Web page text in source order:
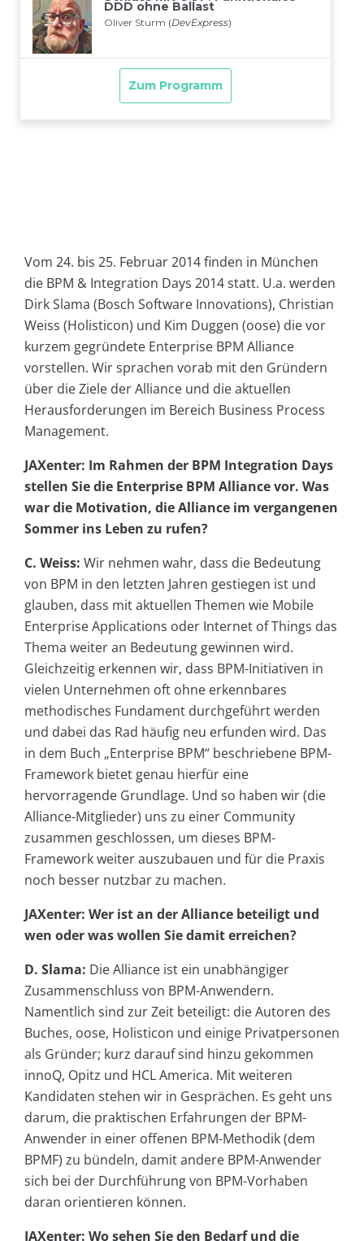
Vom 24. bis 25. Februar 2014 finden in München
die BPM & Integration Days 2014 statt. U.a. werden
Dirk Slama (Bosch Software Innovations), Christian
Weiss (Holisticon) und Kim Duggen (oose) die vor
kurzem gegründete Enterprise BPM Alliance
vorstellen. Wir sprachen vorab mit den Gründern
über die Ziele der Alliance und die aktuellen
Herausforderungen im Bereich Business Process
Management.
JAXenter: Im Rahmen der BPM Integration Days
stellen Sie die Enterprise BPM Alliance vor. Was
war die Motivation, die Alliance im vergangenen
Sommer ins Leben zu rufen?
C. Weiss: Wir nehmen wahr, dass die Bedeutung
von BPM in den letzten Jahren gestiegen ist und
glauben, dass mit aktuellen Themen wie Mobile
Enterprise Applications oder Internet of Things das
Thema weiter an Bedeutung gewinnen wird.
Gleichzeitig erkennen wir, dass BPM-Initiativen in
vielen Unternehmen oft ohne erkennbares
methodisches Fundament durchgeführt werden
und dabei das Rad häufig neu erfunden wird. Das
in dem Buch „Enterprise BPM“ beschriebene BPM-
Framework bietet genau hierfür eine
hervorragende Grundlage. Und so haben wir (die
Alliance-Mitglieder) uns zu einer Community
zusammen geschlossen, um dieses BPM-
Framework weiter auszubauen und für die Praxis
noch besser nutzbar zu machen.
JAXenter: Wer ist an der Alliance beteiligt und
wen oder was wollen Sie damit erreichen?
D. Slama: Die Alliance ist ein unabhängiger
Zusammenschluss von BPM-Anwendern.
Namentlich sind zur Zeit beteiligt: die Autoren des
Buches, oose, Holisticon und einige Privatpersonen
als Gründer; kurz darauf sind hinzu gekommen
innoQ, Opitz und HCL America. Mit weiteren
Kandidaten stehen wir in Gesprächen. Es geht uns
darum, die praktischen Erfahrungen der BPM-
Anwender in einer offenen BPM-Methodik (dem
BPMF) zu bündeln, damit andere BPM-Anwender
sich bei der Durchführung von BPM-Vorhaben
daran orientieren können.
JAXenter: Wo sehen Sie den Bedarf und die